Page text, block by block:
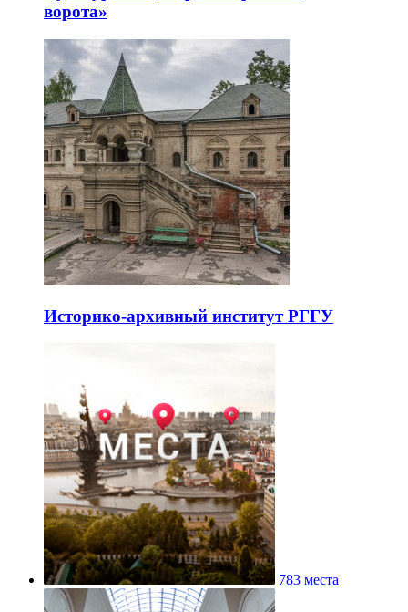
ворота»
Историко-архивный институт РГГУ
783 места